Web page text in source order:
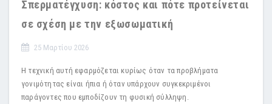
Σπερματέγχυση: κόστος και πότε προτείνεται
σε σχέση με την εξωσωματική
25 Μαρτίου 2026
Η τεχνική αυτή εφαρμόζεται κυρίως όταν τα προβλήματα
γονιμότητας είναι ήπια ή όταν υπάρχουν συγκεκριμένοι
παράγοντες που εμποδίζουν τη φυσική σύλληψη.